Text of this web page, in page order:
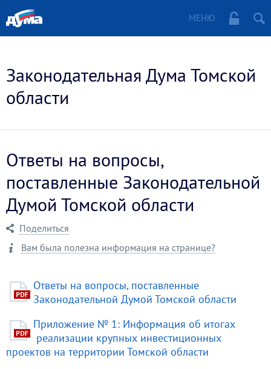
МЕНЮ
Законодательная Дума Томской
области
Ответы на вопросы,
поставленные Законодательной
Думой Томской области
Поделиться
Вам была полезна информация на странице?
Ответы на вопросы, поставленные
Законодательной Думой Томской области
Приложение № 1: Информация об итогах
реализации крупных инвестиционных
проектов на территории Томской области